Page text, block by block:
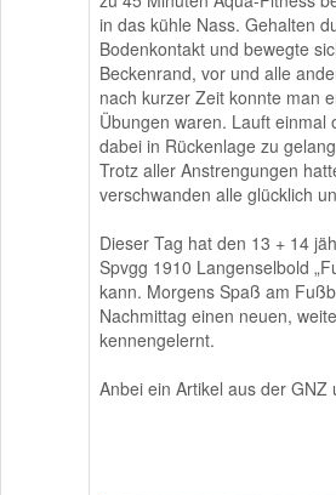
in das kühle Nass. Gehalten
Bodenkontakt und bewegte
Beckenrand, vor und alle
nach kurzer Zeit konnte man
Übungen waren. Lauft einmal
dabei in Rückenlage zu
Trotz aller Anstrengungen
verschwanden alle glücklich
Dieser Tag hat den 13 + 14
Spvgg 1910 Langenselbold
kann. Morgens Spaß am
Nachmittag einen neuen,
kennengelernt.
Anbei ein Artikel aus der